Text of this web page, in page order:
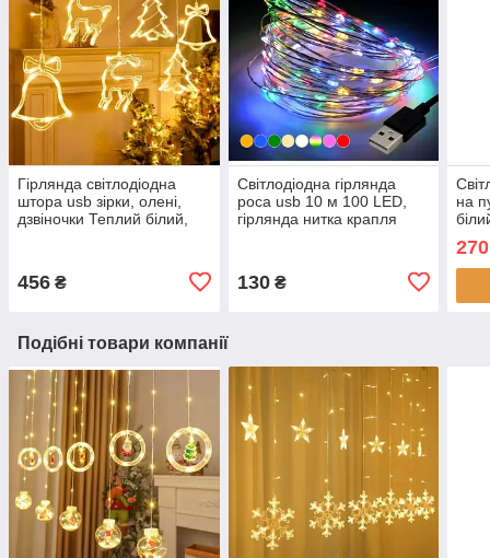
Гірлянда світлодіодна
штора usb зірки, олені,
дзвіночки Теплий білий,
456 ₴
Світлодіодна гірлянда
роса usb 10 м 100 LED,
гірлянда нитка крапля
130₴
на
270
Подібні товари компанії